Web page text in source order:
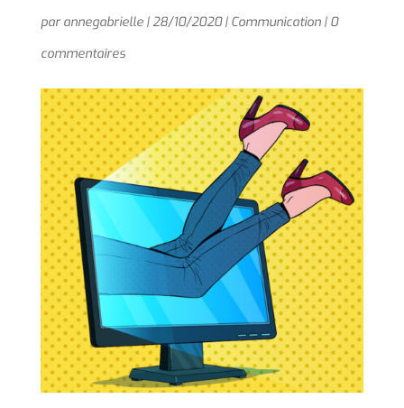
par annegabrielle|28/10/2020| Communication| 0
commentaires